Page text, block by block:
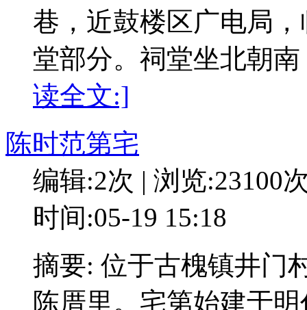
巷，近鼓楼区广电局
堂部分。祠堂坐北朝
读全文:]
陈时范第宅
编辑:2次 | 浏览:23100
时间:05-19 15:18
摘要: 位于古槐镇井门
陈厝里。宅第始建于